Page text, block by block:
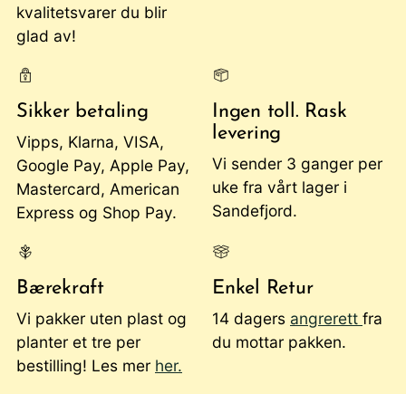
kvalitetsvarer du blir
glad av!
Sikker betaling
Vipps, Klarna, VISA,
Google Pay, Apple Pay,
Mastercard, American
Express og Shop Pay.
Ingen toll. Rask
levering
Vi sender 3 ganger per
uke fra vårt lager i
Sandefjord.
Bærekraft
Vi pakker uten plast og
planter et tre per
bestilling! Les mer her.
Enkel Retur
14 dagers angrerett fra
du mottar pakken.